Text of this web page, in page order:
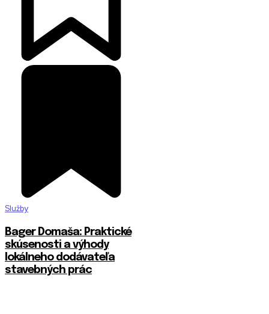
Služby
Bager Domaša: Praktické
skúsenosti a výhody
lokálneho dodávateľa
stavebných prác